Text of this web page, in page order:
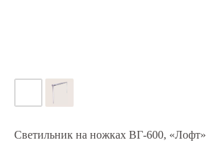
Светильник на ножках ВГ-600, «Лофт»